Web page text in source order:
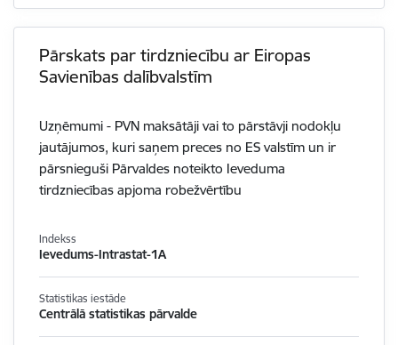
Pārskats par tirdzniecību ar Eiropas
Savienības dalībvalstīm
Uzņēmumi - PVN maksātāji vai to pārstāvji nodokļu
jautājumos, kuri saņem preces no ES valstīm un ir
pārsnieguši Pārvaldes noteikto Ieveduma
tirdzniecības apjoma robežvērtību
Indekss
Ievedums-Intrastat-1A
Statistikas iestāde
Centrālā statistikas pārvalde